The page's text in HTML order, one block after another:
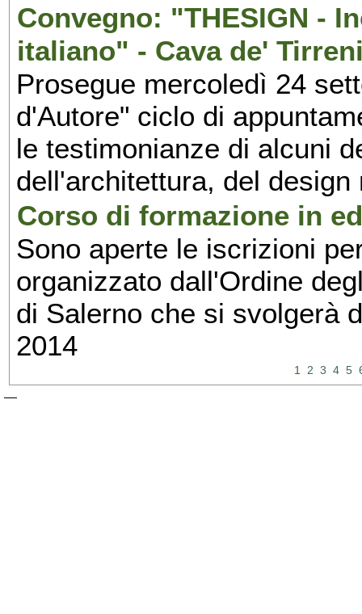
Convegno: "THESIGN -
italiano" - Cava de'
Prosegue mercoledì 24
d'Autore" ciclo di
le testimonianze di alcuni
dell'architettura, del
Corso di formazione in
Sono aperte le iscrizioni
organizzato dall'Ordine
di Salerno che si svolgerà
2014
1 2 3 4 5